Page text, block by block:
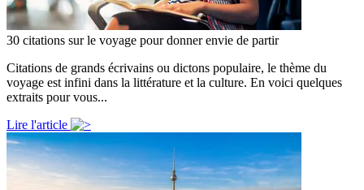
30 citations sur le voyage pour donner envie de partir
Citations de grands écrivains ou dictons populaire, le thème du
voyage est infini dans la littérature et la culture. En voici quelques
extraits pour vous...
Lire l'article